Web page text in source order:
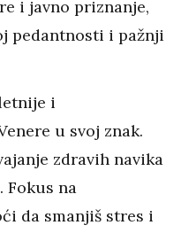
i javno priznanje,
pedantnosti i pažnji
i
u svoj znak.
zdravih navika
Fokus na
da smanjiš stres i